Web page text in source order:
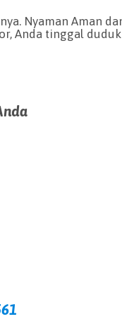
Nyaman Aman
Anda tinggal